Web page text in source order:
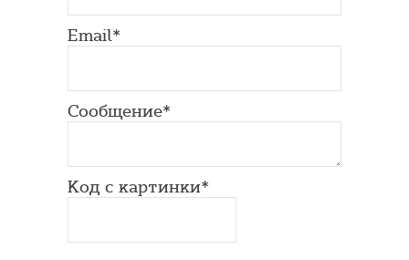
Email*
Сообщение*
Код с картинки*